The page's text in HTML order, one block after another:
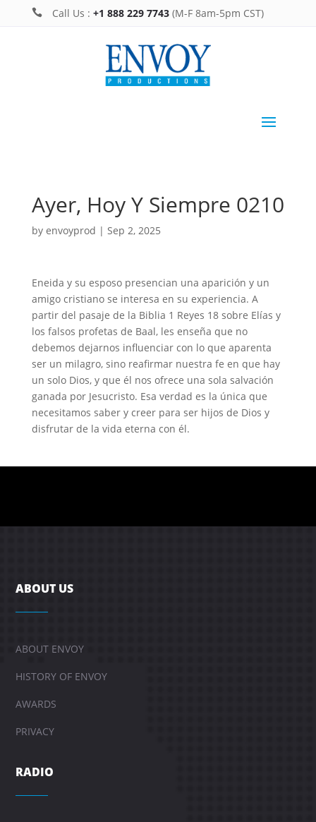
 Call Us : +1 888 229 7743(M-F 8am-5pm CST)
Ayer, Hoy Y Siempre 0210
by envoyprod | Sep 2, 2025
Eneida y su esposo presencian una aparición y un
amigo cristiano se interesa en su experiencia. A
partir del pasaje de la Biblia 1 Reyes 18 sobre Elías y
los falsos profetas de Baal, les enseña que no
debemos dejarnos influenciar con lo que aparenta
ser un milagro, sino reafirmar nuestra fe en que hay
un solo Dios, y que él nos ofrece una sola salvación
ganada por Jesucristo. Esa verdad es la única que
necesitamos saber y creer para ser hijos de Dios y
disfrutar de la vida eterna con él.
ABOUT US
ABOUT ENVOY
HISTORY OF ENVOY
AWARDS
PRIVACY
RADIO